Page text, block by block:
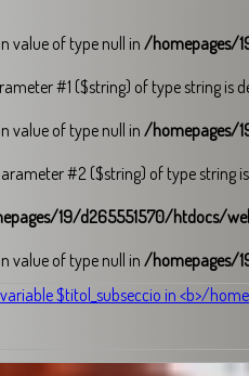
value of type null in/homepages/
#1 ($string) of type string is
value of type null in/homepages/
#2 ($string) of type string
19/d265551570/htdocs/
value of type null in/homepages/